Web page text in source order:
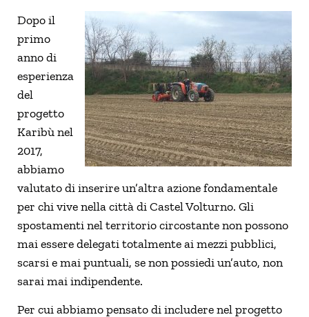
Dopo il
primo
anno di
esperienza
del
progetto
Karibù nel
2017,
abbiamo
valutato di inserire un’altra azione fondamentale
per chi vive nella città di Castel Volturno. Gli
spostamenti nel territorio circostante non possono
mai essere delegati totalmente ai mezzi pubblici,
scarsi e mai puntuali, se non possiedi un’auto, non
sarai mai indipendente.
Per cui abbiamo pensato di includere nel progetto